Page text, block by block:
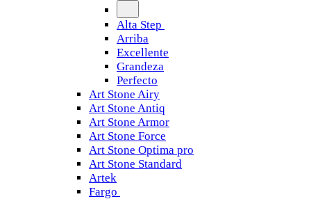
Alta Step
Arriba
Excellente
Grandeza
Perfecto
Art Stone Airy
Art Stone Antiq
Art Stone Armor
Art Stone Force
Art Stone Optima pro
Art Stone Standard
Artek
Fargo